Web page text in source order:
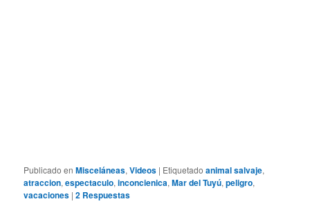
Publicado en Misceláneas,Videos | Etiquetado animal salvaje,
atraccion,espectaculo,inconcienica,Mar del Tuyú,peligro,
vacaciones |2 Respuestas